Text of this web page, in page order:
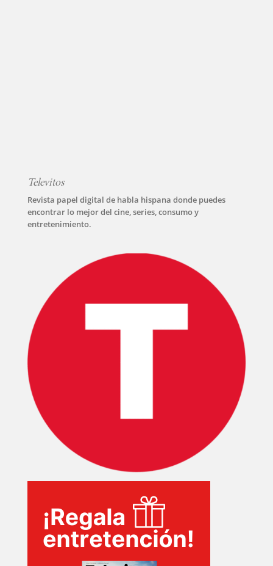
INICIO
Televitos
Revista papel digital de habla hispana donde puedes
encontrar lo mejor del cine, series, consumo y
entretenimiento.